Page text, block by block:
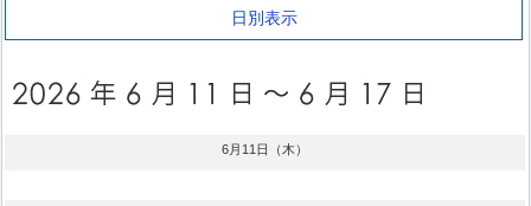
日別表示
6月11日（木）